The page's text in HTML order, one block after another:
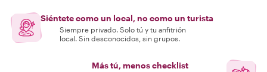
Siéntete como un local, no como un turista
Siempre privado. Solo tú y tu anfitrión
local. Sin desconocidos, sin grupos.
Más tú, menos checklist